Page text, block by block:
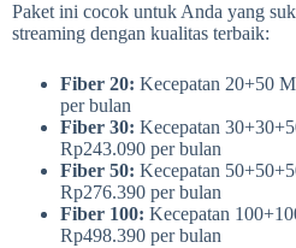
Paket ini cocok untuk Anda yang
streaming dengan kualitas terbaik:
Fiber 20: Kecepatan 20+50
per bulan
Fiber 30: Kecepatan
Rp243.090 per bulan
Fiber 50: Kecepatan
Rp276.390 per bulan
Fiber 100: Kecepatan
Rp498.390 per bulan